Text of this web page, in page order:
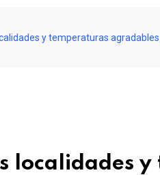
y temperaturas
localidades